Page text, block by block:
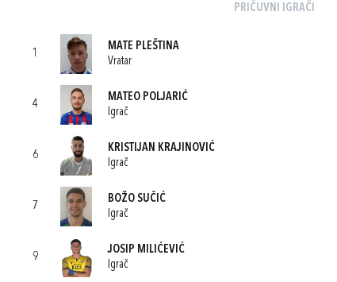
PRIČUVNI IGRAČI
1
MATE PLEŠTINA
Vratar
4
MATEO POLJARIĆ
Igrač
6
KRISTIJAN KRAJINOVIĆ
Igrač
7
BOŽO SUČIĆ
Igrač
9
JOSIP MILIĆEVIĆ
Igrač